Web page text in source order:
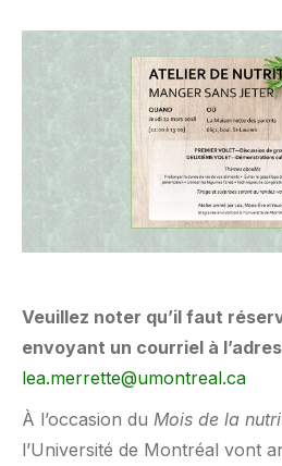
Veuillez noter qu’il faut
envoyant un courriel à
lea.merrette@umontreal.ca
À l’occasion du Mois de la
l’Université de Montréal vont